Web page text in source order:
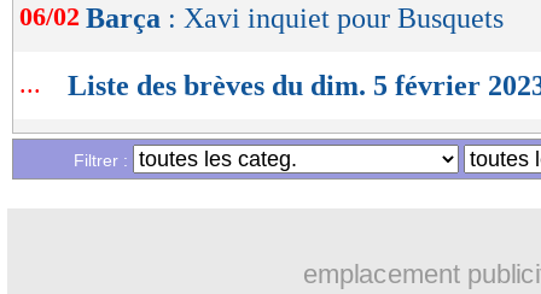
06/02 Barça : Xavi inquiet pour Busquets
... Liste des brèves du dim. 5 février
Liste des brèves du sam. 4 février
Filtrer :
emplacement